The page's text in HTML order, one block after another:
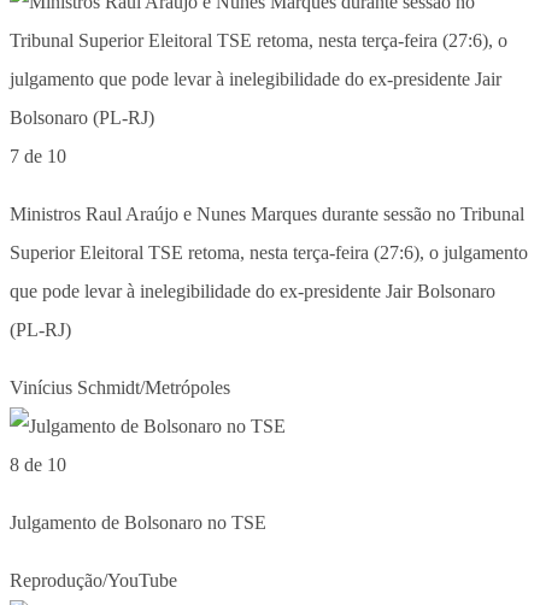
7 de 10
Ministros Raul Araújo e Nunes Marques durante sessão no Tribunal
Superior Eleitoral TSE retoma, nesta terça-feira (27:6), o julgamento
que pode levar à inelegibilidade do ex-presidente Jair Bolsonaro
(PL-RJ)
Vinícius Schmidt/Metrópoles
8 de 10
Julgamento de Bolsonaro no TSE
Reprodução/YouTube